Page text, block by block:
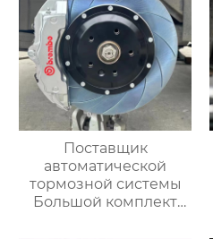
Поставщик
автоматической
тормозной системы
Большой комплект